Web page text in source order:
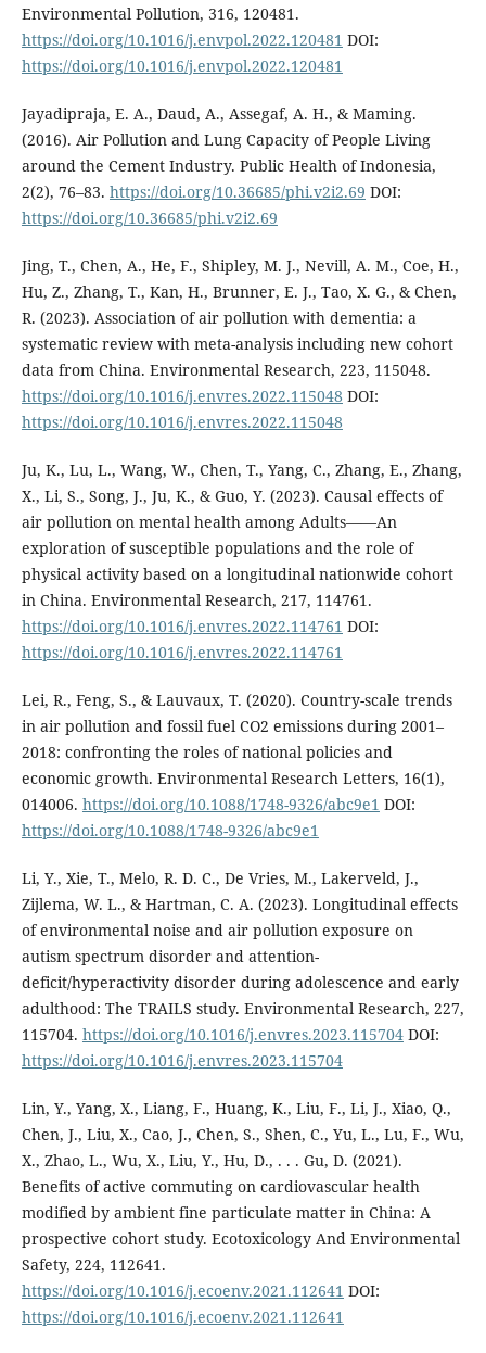
Environmental Pollution, 316, 120481.
https://doi.org/10.1016/j.envpol.2022.120481 DOI:
https://doi.org/10.1016/j.envpol.2022.120481
Jayadipraja, E. A., Daud, A., Assegaf, A. H., & Maming.
(2016). Air Pollution and Lung Capacity of People Living
around the Cement Industry. Public Health of Indonesia,
2(2), 76–83. https://doi.org/10.36685/phi.v2i2.69 DOI:
https://doi.org/10.36685/phi.v2i2.69
Jing, T., Chen, A., He, F., Shipley, M. J., Nevill, A. M., Coe, H.,
Hu, Z., Zhang, T., Kan, H., Brunner, E. J., Tao, X. G., & Chen,
R. (2023). Association of air pollution with dementia: a
systematic review with meta-analysis including new cohort
data from China. Environmental Research, 223, 115048.
https://doi.org/10.1016/j.envres.2022.115048 DOI:
https://doi.org/10.1016/j.envres.2022.115048
Ju, K., Lu, L., Wang, W., Chen, T., Yang, C., Zhang, E., Zhang,
X., Li, S., Song, J., Ju, K., & Guo, Y. (2023). Causal effects of
air pollution on mental health among Adults——An
exploration of susceptible populations and the role of
physical activity based on a longitudinal nationwide cohort
in China. Environmental Research, 217, 114761.
https://doi.org/10.1016/j.envres.2022.114761 DOI:
https://doi.org/10.1016/j.envres.2022.114761
Lei, R., Feng, S., & Lauvaux, T. (2020). Country-scale trends
in air pollution and fossil fuel CO2 emissions during 2001–
2018: confronting the roles of national policies and
economic growth. Environmental Research Letters, 16(1),
014006. https://doi.org/10.1088/1748-9326/abc9e1 DOI:
https://doi.org/10.1088/1748-9326/abc9e1
Li, Y., Xie, T., Melo, R. D. C., De Vries, M., Lakerveld, J.,
Zijlema, W. L., & Hartman, C. A. (2023). Longitudinal effects
of environmental noise and air pollution exposure on
autism spectrum disorder and attention-
deficit/hyperactivity disorder during adolescence and early
adulthood: The TRAILS study. Environmental Research, 227,
115704. https://doi.org/10.1016/j.envres.2023.115704DOI:
https://doi.org/10.1016/j.envres.2023.115704
Lin, Y., Yang, X., Liang, F., Huang, K., Liu, F., Li, J., Xiao, Q.,
Chen, J., Liu, X., Cao, J., Chen, S., Shen, C., Yu, L., Lu, F., Wu,
X., Zhao, L., Wu, X., Liu, Y., Hu, D., . . . Gu, D. (2021).
Benefits of active commuting on cardiovascular health
modified by ambient fine particulate matter in China: A
prospective cohort study. Ecotoxicology And Environmental
Safety, 224, 112641.
https://doi.org/10.1016/j.ecoenv.2021.112641 DOI:
https://doi.org/10.1016/j.ecoenv.2021.112641